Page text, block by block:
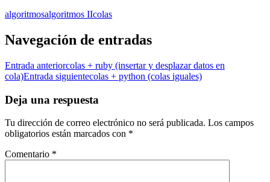
algoritmosalgoritmos IIcolas
Navegación de entradas
Entrada anteriorcolas + ruby (insertar y desplazar datos en
cola)Entrada siguientecolas + python (colas iguales)
Deja una respuesta
Tu dirección de correo electrónico no será publicada. Los campos
obligatorios están marcados con *
Comentario *